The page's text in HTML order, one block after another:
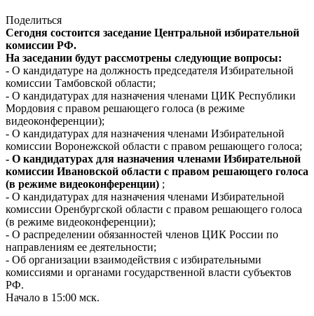
Поделиться
Сегодня состоится заседание Центральной избирательной
комиссии РФ.
На заседании будут рассмотрены следующие вопросы:
- О кандидатуре на должность председателя Избирательной
комиссии Тамбовской области;
- О кандидатурах для назначения членами ЦИК Республики
Мордовия с правом решающего голоса (в режиме
видеоконференции);
- О кандидатурах для назначения членами Избирательной
комиссии Воронежской области с правом решающего голоса;
- О кандидатурах для назначения членами Избирательной
комиссии Ивановской области с правом решающего голоса
(в режиме видеоконференции) ;
- О кандидатурах для назначения членами Избирательной
комиссии Оренбургской области с правом решающего голоса
(в режиме видеоконференции);
- О распределении обязанностей членов ЦИК России по
направлениям ее деятельности;
- Об организации взаимодействия с избирательными
комиссиями и органами государственной власти субъектов
РФ.
Начало в 15:00 мск.